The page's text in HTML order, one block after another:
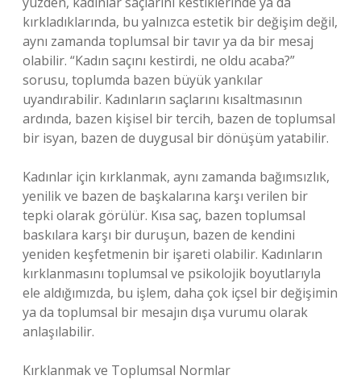
kırkladıklarında, bu yalnızca estetik bir değişim değil,
aynı zamanda toplumsal bir tavır ya da bir mesaj
olabilir. “Kadın saçını kestirdi, ne oldu acaba?”
sorusu, toplumda bazen büyük yankılar
uyandırabilir. Kadınların saçlarını kısaltmasının
ardında, bazen kişisel bir tercih, bazen de toplumsal
bir isyan, bazen de duygusal bir dönüşüm yatabilir.
Kadınlar için kırklanmak, aynı zamanda bağımsızlık,
yenilik ve bazen de başkalarına karşı verilen bir
tepki olarak görülür. Kısa saç, bazen toplumsal
baskılara karşı bir duruşun, bazen de kendini
yeniden keşfetmenin bir işareti olabilir. Kadınların
kırklanmasını toplumsal ve psikolojik boyutlarıyla
ele aldığımızda, bu işlem, daha çok içsel bir değişimin
ya da toplumsal bir mesajın dışa vurumu olarak
anlaşılabilir.
Kırklanmak ve Toplumsal Normlar